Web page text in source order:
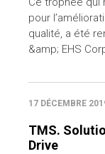
pour
qualité, a été
&amp; EHS
17 DÉCEMBRE
TMS.
Drive